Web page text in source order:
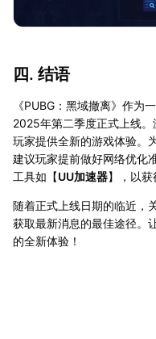
四. 结语
《PUBG：黑域撤离》作为
2025年第二季度正式上线
玩家提供全新的游戏体验。
建议玩家提前做好网络优化
工具如【UU加速器】，以获
随着正式上线日期的临近，
获取最新消息的最佳途径。
的全新体验！